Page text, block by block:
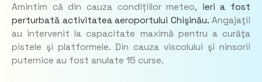
Amintim că din cauza condițiilor meteo, ieri a fost
perturbată activitatea aeroportului Chişinău. Angajaţii
au intervenit la capacitate maximă pentru a curăţa
pistele şi platformele. Din cauza viscolului şi ninsorii
puternice au fost anulate 15 curse.